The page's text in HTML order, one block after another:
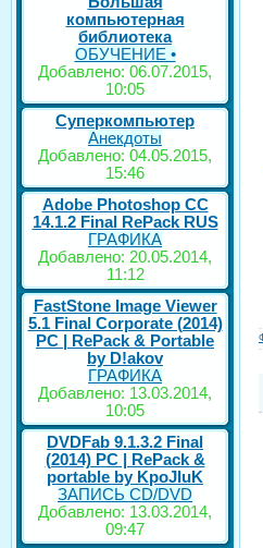
компьютерная
библиотека
ОБУЧЕНИЕ •
Добавлено: 06.07.2015,
10:05
Суперкомпьютер
Анекдоты
Добавлено: 04.05.2015,
15:46
Adobe Photoshop CC
14.1.2 Final RePack RUS
ГРАФИКА
Добавлено: 20.05.2014,
11:12
FastStone Image Viewer
5.1 Final Corporate (2014)
РС | RePack & Portable
by D!akov
ГРАФИКА
Добавлено: 13.03.2014,
10:05
DVDFab 9.1.3.2 Final
(2014) PC | RePack &
portable by KpoJIuK
ЗАПИСЬ CD/DVD
Добавлено: 13.03.2014,
09:47